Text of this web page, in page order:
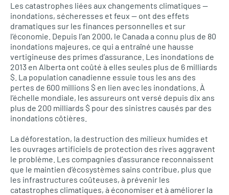
Les catastrophes liées aux changements climatiques —
inondations, sécheresses et feux — ont des effets
dramatiques sur les finances personnelles et sur
l’économie. Depuis l’an 2000, le Canada a connu plus de 80
inondations majeures, ce qui a entraîné une hausse
vertigineuse des primes d’assurance. Les inondations de
2013 en Alberta ont coûté à elles seules plus de 6 milliards
$. La population canadienne essuie tous les ans des
pertes de 600 millions $ en lien avec les inondations. À
l’échelle mondiale, les assureurs ont versé depuis dix ans
plus de 200 milliards $ pour des sinistres causés par des
inondations côtières.
La déforestation, la destruction des milieux humides et
les ouvrages artificiels de protection des rives aggravent
le problème. Les compagnies d’assurance reconnaissent
que le maintien d’écosystèmes sains contribue, plus que
les infrastructures coûteuses, à prévenir les
catastrophes climatiques, à économiser et à améliorer la